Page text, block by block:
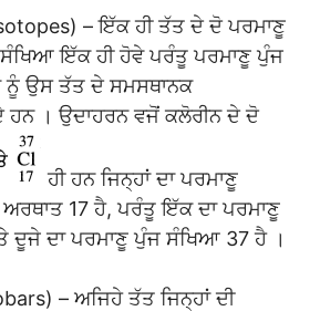
– ਇੱਕ ਹੀ ਤੱਤ ਦੇ ਦੋ ਪਰਮਾਣੂ
ਸੰਖਿਆ ਇੱਕ ਹੀ ਹੋਵੇ ਪਰੰਤੂ ਪਰਮਾਣੂ ਪੁੰਜ
ਨੂੰ ਉਸ ਤੱਤ ਦੇ ਸਮਸਥਾਨਕ
ਹਨ । ਉਦਾਹਰਨ ਵਜੋਂ ਕਲੋਰੀਨ ਦੇ ਦੋ
ਹੀ ਹਨ ਜਿਨ੍ਹਾਂ ਦਾ ਪਰਮਾਣੂ
17 ਹੈ, ਪਰੰਤੂ ਇੱਕ ਦਾ ਪਰਮਾਣੂ
ਦਾ ਪਰਮਾਣੂ ਪੁੰਜ ਸੰਖਿਆ 37 ਹੈ ।
– ਅਜਿਹੇ ਤੱਤ ਜਿਨ੍ਹਾਂ ਦੀ